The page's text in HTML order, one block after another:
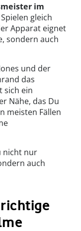
im
gleich
Apparat eignet
sondern auch
und der
das
sich ein
Nähe, das Du
meisten Fällen
nicht nur
auch